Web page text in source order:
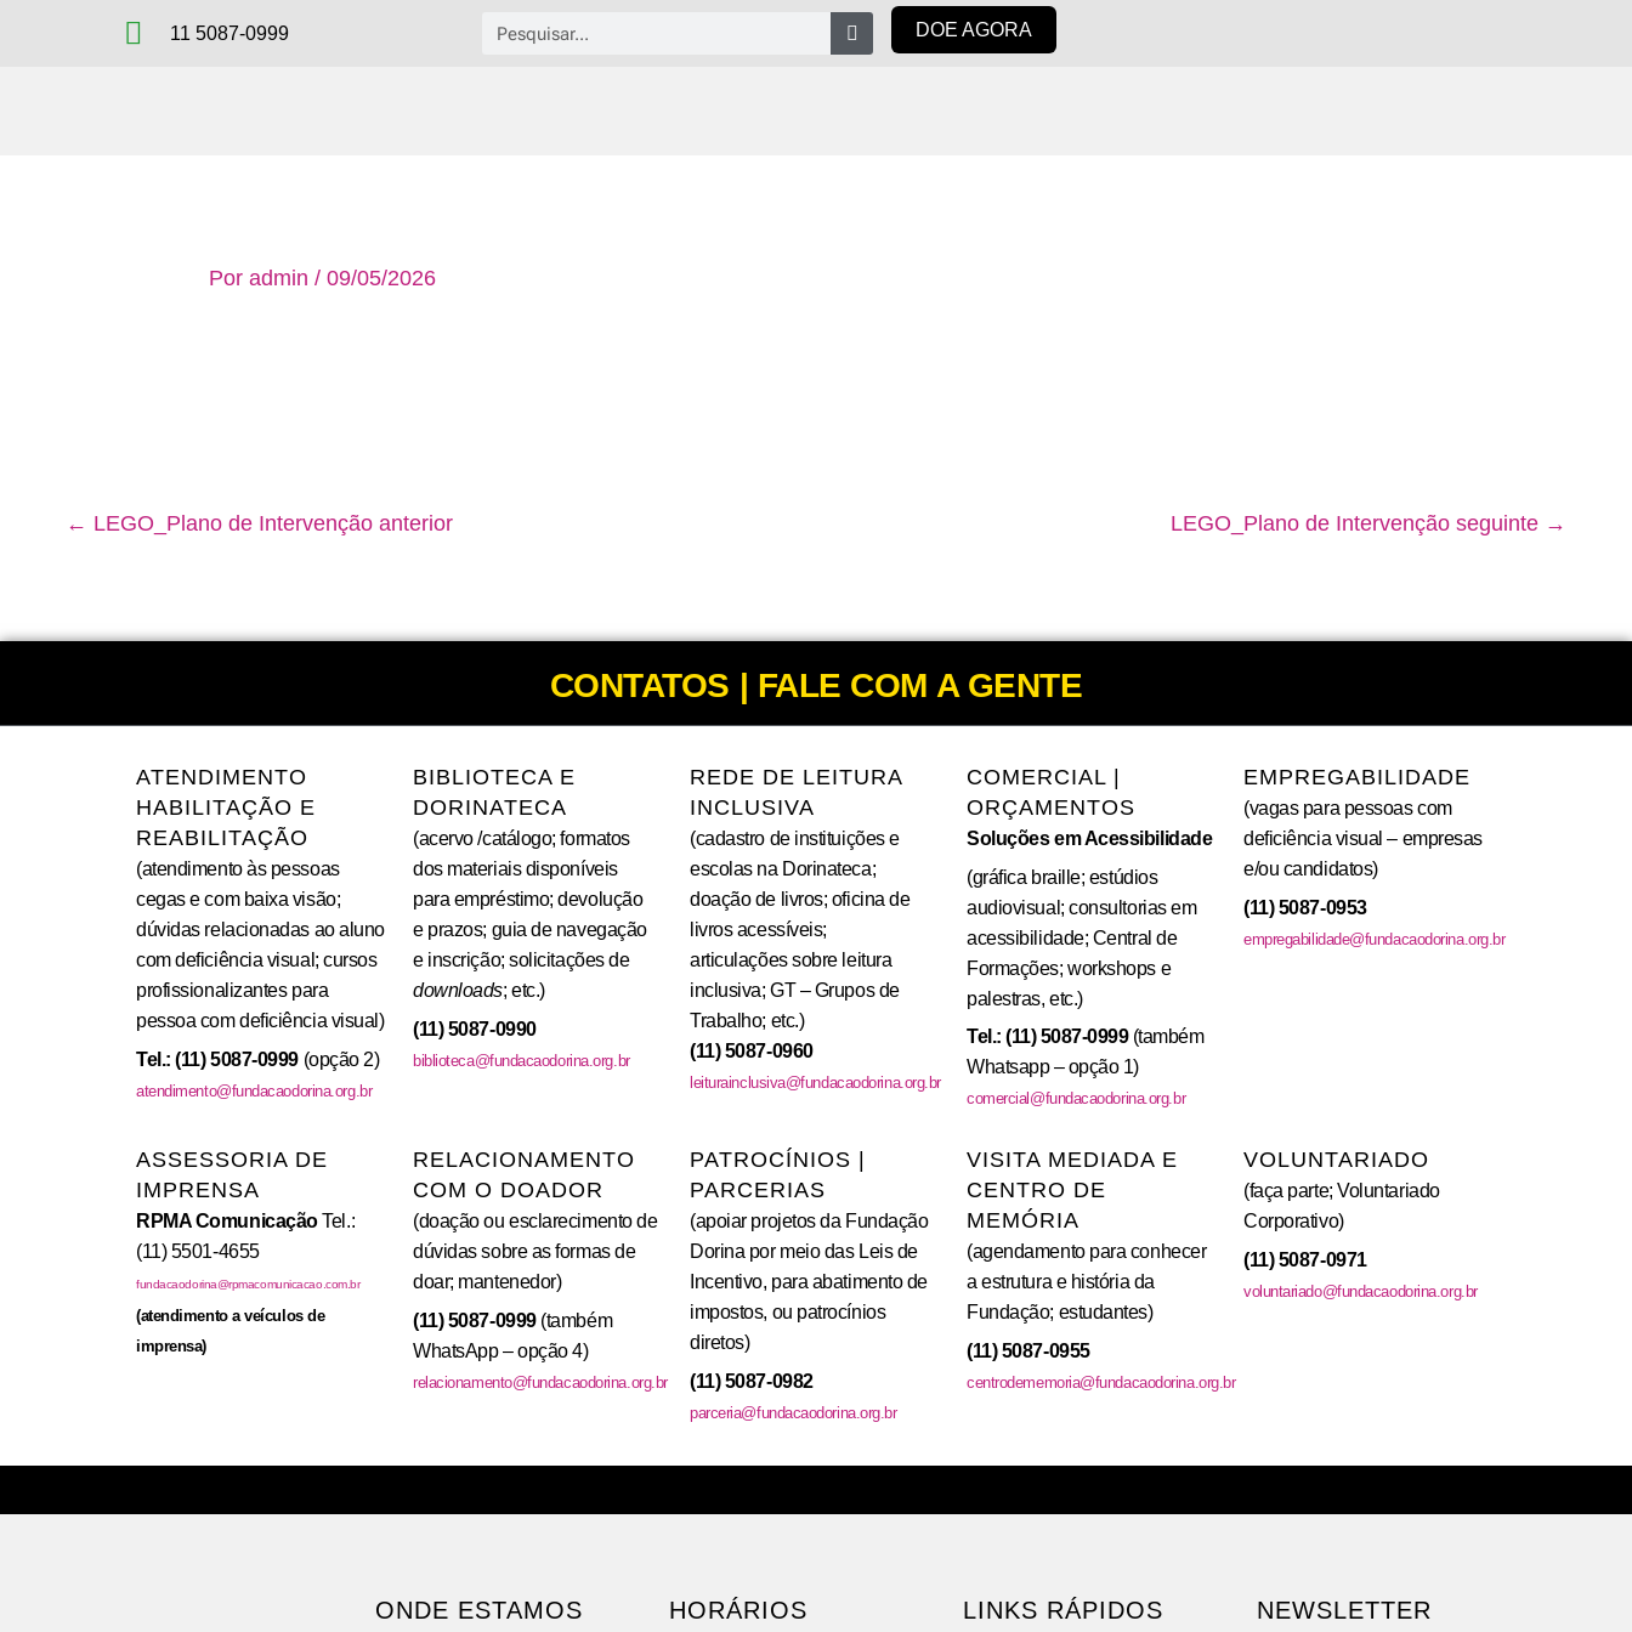
11 5087-0999 Pesquisar DOE AGORA
Poradmin/09/05/2026
← LEGO_Plano de Intervenção anterior LEGO_Plano de Intervenção seguinte →
CONTATOS | FALE COM A GENTE
ATENDIMENTO
HABILITAÇÃO E
REABILITAÇÃO
(atendimento às pessoas
cegas e com baixa visão;
dúvidas relacionadas ao aluno
com deficiência visual; cursos
profissionalizantes para
pessoa com deficiência visual)
Tel.: (11) 5087-0999 (opção 2)
atendimento@fundacaodorina.org.br
BIBLIOTECA E
DORINATECA
(acervo /catálogo; formatos
dos materiais disponíveis
para empréstimo; devolução
e prazos; guia de navegação
e inscrição; solicitações de
downloads; etc.)
(11) 5087-0990
biblioteca@fundacaodorina.org.br
REDE DE LEITURA
INCLUSIVA
(cadastro de instituições e
escolas na Dorinateca;
doação de livros; oficina de
livros acessíveis;
articulações sobre leitura
inclusiva; GT – Grupos de
Trabalho; etc.)
(11) 5087-0960
leiturainclusiva@fundacaodorina.org.br
COMERCIAL |
ORÇAMENTOS
Soluções em Acessibilidade
(gráfica braille; estúdios
audiovisual; consultorias em
acessibilidade; Central de
Formações; workshops e
palestras, etc.)
Tel.: (11) 5087-0999(também
Whatsapp – opção 1)
comercial@fundacaodorina.org.br
EMPREGABILIDADE
(vagas para pessoas com
deficiência visual – empresas
e/ou candidatos)
(11) 5087-0953
empregabilidade@fundacaodorina.org.br
ASSESSORIA DE
IMPRENSA
RPMA ComunicaçãoTel.:
(11) 5501-4655
fundacaodorina@rpmacomunicacao.com.br
(atendimento a veículos de
imprensa)
RELACIONAMENTO
COM O DOADOR
(doação ou esclarecimento de
dúvidas sobre as formas de
doar; mantenedor)
(11) 5087-0999(também
WhatsApp – opção 4)
relacionamento@fundacaodorina.org.br
PATROCÍNIOS |
PARCERIAS
(apoiar projetos da Fundação
Dorina por meio das Leis de
Incentivo, para abatimento de
impostos, ou patrocínios
diretos)
(11) 5087-0982
parceria@fundacaodorina.org.br
VISITA MEDIADA E
CENTRO DE
MEMÓRIA
(agendamento para conhecer
a estrutura e história da
Fundação; estudantes)
(11) 5087-0955
centrodememoria@fundacaodorina.org.br
VOLUNTARIADO
(faça parte; Voluntariado
Corporativo)
(11) 5087-0971
voluntariado@fundacaodorina.org.br
ONDE ESTAMOS HORÁRIOS LINKS RÁPIDOS NEWSLETTER